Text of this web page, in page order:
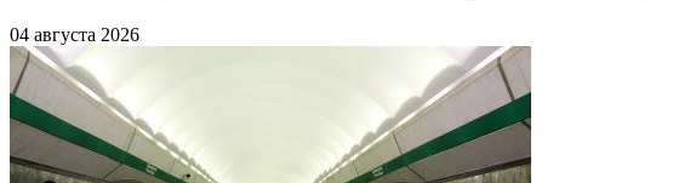
04 августа 2026